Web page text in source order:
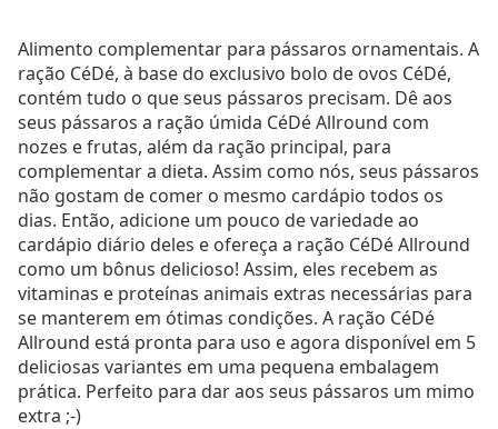
Alimento complementar para pássaros ornamentais. A
ração CéDé, à base do exclusivo bolo de ovos CéDé,
contém tudo o que seus pássaros precisam. Dê aos
seus pássaros a ração úmida CéDé Allround com
nozes e frutas, além da ração principal, para
complementar a dieta. Assim como nós, seus pássaros
não gostam de comer o mesmo cardápio todos os
dias. Então, adicione um pouco de variedade ao
cardápio diário deles e ofereça a ração CéDé Allround
como um bônus delicioso! Assim, eles recebem as
vitaminas e proteínas animais extras necessárias para
se manterem em ótimas condições. A ração CéDé
Allround está pronta para uso e agora disponível em 5
deliciosas variantes em uma pequena embalagem
prática. Perfeito para dar aos seus pássaros um mimo
extra ;-)